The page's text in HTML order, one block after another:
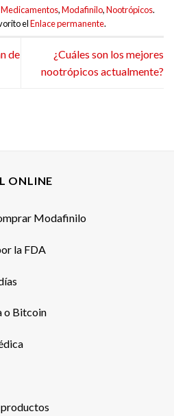
Medicamentos,Modafinilo,Nootrópicos.
elEnlace permanente.
de
¿Cuáles son los mejores
nootrópicos actualmente?
ONLINE
Modafinilo
la FDA
o Bitcoin